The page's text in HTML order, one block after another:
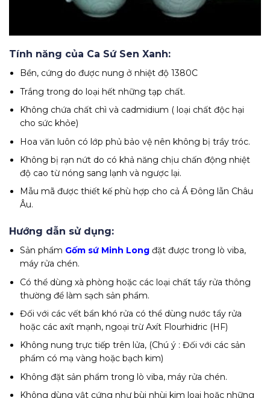
Tính năng của Ca Sứ Sen Xanh:
Bền, cứng do được nung ở nhiệt độ 1380C
Trắng trong do loại hết những tạp chất.
Không chứa chất chì và cadmidium ( loại chất độc hại
cho sức khỏe)
Hoa văn luôn có lớp phủ bảo vệ nên không bị trầy tróc.
Không bị rạn nứt do có khả năng chịu chấn động nhiệt
độ cao từ nóng sang lạnh và ngược lại.
Mẫu mã được thiết kế phù hợp cho cả Á Đông lẫn Châu
Âu.
Hướng dẫn sử dụng:
Sản phẩm Gốm sứ Minh Long đặt được trong lò viba,
máy rửa chén.
Có thể dùng xà phòng hoặc các loại chất tẩy rửa thông
thường để làm sạch sản phẩm.
Đối với các vết bẩn khó rửa có thể dùng nước tẩy rửa
hoặc các axít mạnh, ngoại trừ Axít Flourhidric (HF)
Không nung trực tiếp trên lửa, (Chú ý : Đối với các sản
phẩm có mạ vàng hoặc bạch kim)
Không đặt sản phẩm trong lò viba, máy rửa chén.
Không dùng vật cứng như bùi nhùi kim loại hoặc những